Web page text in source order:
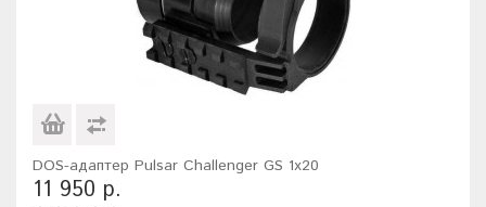
DOS-адаптер Pulsar Challenger GS 1x20
11 950 р.